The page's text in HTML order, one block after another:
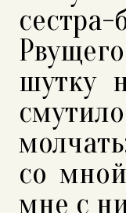
сестра-
шутку
со
мне с